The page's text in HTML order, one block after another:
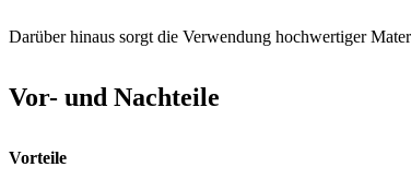
Darüber hinaus sorgt die Verwendung hochwertiger
Vor- und Nachteile
Vorteile